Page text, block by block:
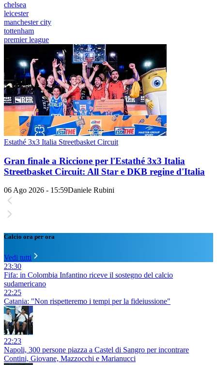
chelsea
leicester
manchester city
tottenham
premier league
Estathé 3x3 Italia Streetbasket Circuit
Gran finale a Riccione per l'Estathé 3x3 Italia
Streetbasket Circuit: All Star e DKB regine d'Italia
06 Ago 2026 - 15:59Daniele Rubini
Calcio ora per ora
Vedi tutti
23:30
Fifa: in Colombia Infantino riceve il sostegno del calcio
sudamericano
22:25
Catania: "Non rispetteremo i tempi per la fideiussione"
22:23
Napoli, 300 persone piazza a Castel di Sangro per incontrare
Contini, Giovane, Mazzocchi e Marianucci